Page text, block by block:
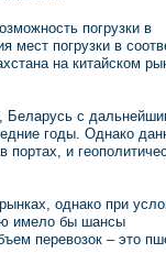
погрузки в
мест погрузки в
на китайском
Беларусь с
годы. Однако
портах, и
однако при
имело бы шансы
перевозок – это